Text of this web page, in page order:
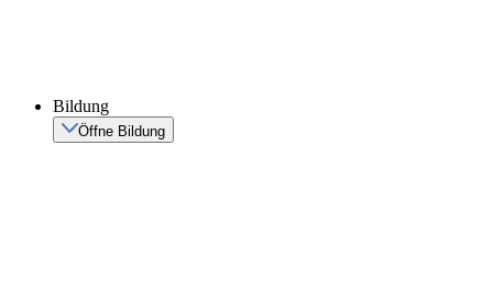
Bildung
Öffne Bildung